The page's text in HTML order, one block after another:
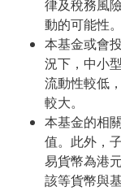
律及稅務風
動的可能性。
本基金或會
況下，中小
流動性較低
較大。
本基金的相
值。此外，
易貨幣為港
該等貨幣與